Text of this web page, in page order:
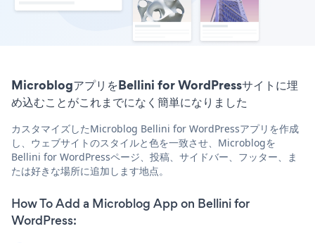
MicroblogアプリをBellini for WordPressサイトに埋
め込むことがこれまでになく簡単になりました
カスタマイズしたMicroblog Bellini for WordPressアプリを作成
し、ウェブサイトのスタイルと色を一致させ、Microblogを
Bellini for WordPressページ、投稿、サイドバー、フッター、ま
たは好きな場所に追加します地点。
How To Add a Microblog App on Bellini for
WordPress: